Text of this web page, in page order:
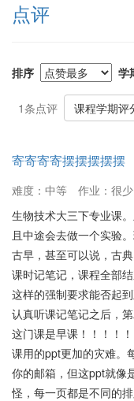
点评
排序 学
1条点评 课程学期评
寄寄寄寄摆摆摆摆摆
难度：中等
作业：很少
生物技术大三下专业课
且中途会去做一个实验
古早，甚至可以说，古
课时记笔记，课程全部
这样的强制要求能否起
认真听课记笔记之后，
这门课是早课！！！！
课用的ppt更加的灾难。
你的邮箱，但这ppt就像
怪，每一页都是不同的